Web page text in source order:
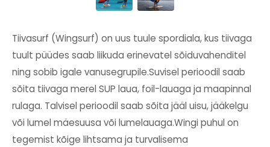
Tiivasurf (Wingsurf) on uus tuule spordiala, kus tiivaga
tuult püüdes saab liikuda erinevatel sõiduvahenditel
ning sobib igale vanusegrupile.Suvisel perioodil saab
sõita tiivaga merel SUP laua, foil-lauaga ja maapinnal
rulaga. Talvisel perioodil saab sõita jääl uisu, jääkelgu
või lumel mäesuusa või lumelauaga.Wingi puhul on
tegemist kõige lihtsama ja turvalisema